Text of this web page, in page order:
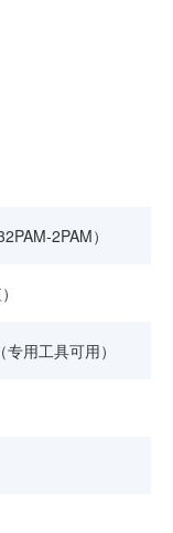
2PAM）
用工具可用）